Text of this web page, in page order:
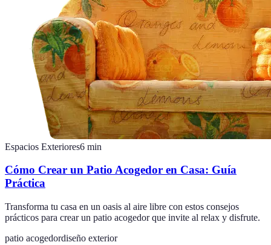
Espacios Exteriores6 min
Cómo Crear un Patio Acogedor en Casa: Guía
Práctica
Transforma tu casa en un oasis al aire libre con estos consejos
prácticos para crear un patio acogedor que invite al relax y disfrute.
patio acogedordiseño exterior